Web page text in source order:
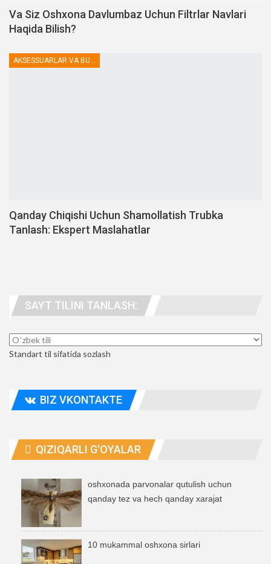
Va Siz Oshxona Davlumbaz Uchun Filtrlar Navlari
Haqida Bilish?
AKSESSUARLAR VA BUTLOVCHILAR
Qanday Chiqishi Uchun Shamollatish Trubka
Tanlash: Ekspert Maslahatlar
SAYT TILINI TANLASH:
Standart til sifatida sozlash
BIZ VKONTAKTE
QIZIQARLI G'OYALAR
oshxonada parvonalar qutulish uchun
qanday tez va hech qanday xarajat
10 mukammal oshxona sirlari